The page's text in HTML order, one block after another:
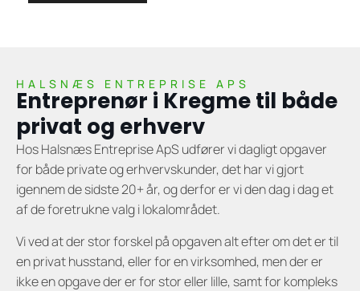
HALSNÆS ENTREPRISE APS
Entreprenør i Kregme til både
privat og erhverv
Hos Halsnæs Entreprise ApS udfører vi dagligt opgaver
for både private og erhvervskunder, det har vi gjort
igennem de sidste 20+ år, og derfor er vi den dag i dag et
af de foretrukne valg i lokalområdet.
Vi ved at der stor forskel på opgaven alt efter om det er til
en privat husstand, eller for en virksomhed, men der er
ikke en opgave der er for stor eller lille, samt for kompleks